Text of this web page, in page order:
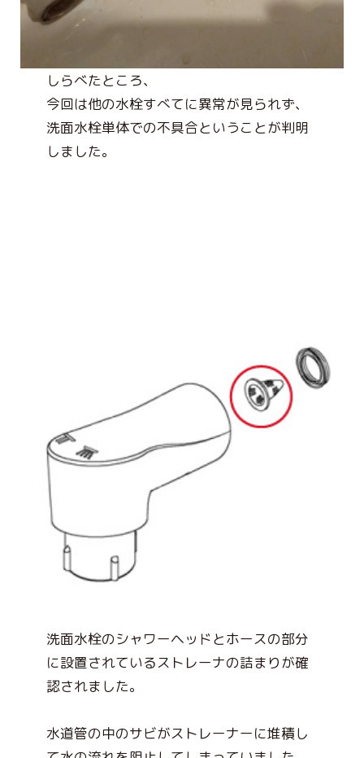
しらべたところ、
今回は他の水栓すべてに異常が見られず、
洗面水栓単体での不具合ということが判明
しました。
洗面水栓のシャワーヘッドとホースの部分
に設置されているストレーナの詰まりが確
認されました。
水道管の中のサビがストレーナーに堆積し